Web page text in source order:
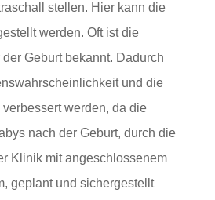
stellen. Hier kann die
werden. Oft ist die
Geburt bekannt. Dadurch
und die
werden, da die
nach der Geburt, durch die
Klinik mit angeschlossenem
geplant und sichergestellt